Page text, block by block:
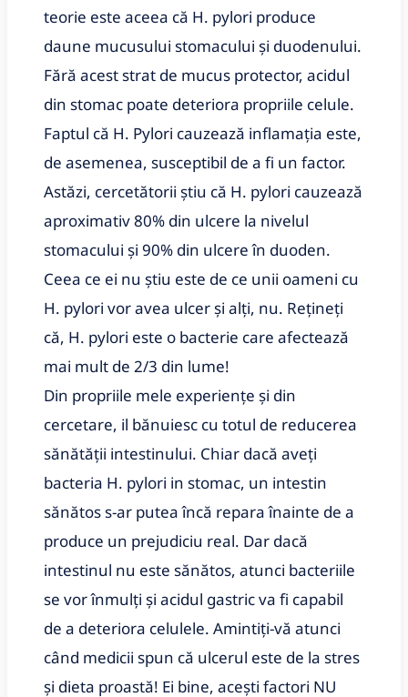
teorie este aceea că H. pylori produce
daune mucusului stomacului și duodenului.
Fără acest strat de mucus protector, acidul
din stomac poate deteriora propriile celule.
Faptul că H. Pylori cauzează inflamația este,
de asemenea, susceptibil de a fi un factor.
Astăzi, cercetătorii știu că H. pylori cauzează
aproximativ 80% din ulcere la nivelul
stomacului și 90% din ulcere în duoden.
Ceea ce ei nu știu este de ce unii oameni cu
H. pylori vor avea ulcer și alți, nu. Rețineți
că, H. pylori este o bacterie care afectează
mai mult de 2/3 din lume!
Din propriile mele experiențe și din
cercetare, il bănuiesc cu totul de reducerea
sănătății intestinului. Chiar dacă aveți
bacteria H. pylori in stomac, un intestin
sănătos s-ar putea încă repara înainte de a
produce un prejudiciu real. Dar dacă
intestinul nu este sănătos, atunci bacteriile
se vor înmulți și acidul gastric va fi capabil
de a deteriora celulele. Amintiți-vă atunci
când medicii spun că ulcerul este de la stres
și dieta proastă! Ei bine, acești factori NU